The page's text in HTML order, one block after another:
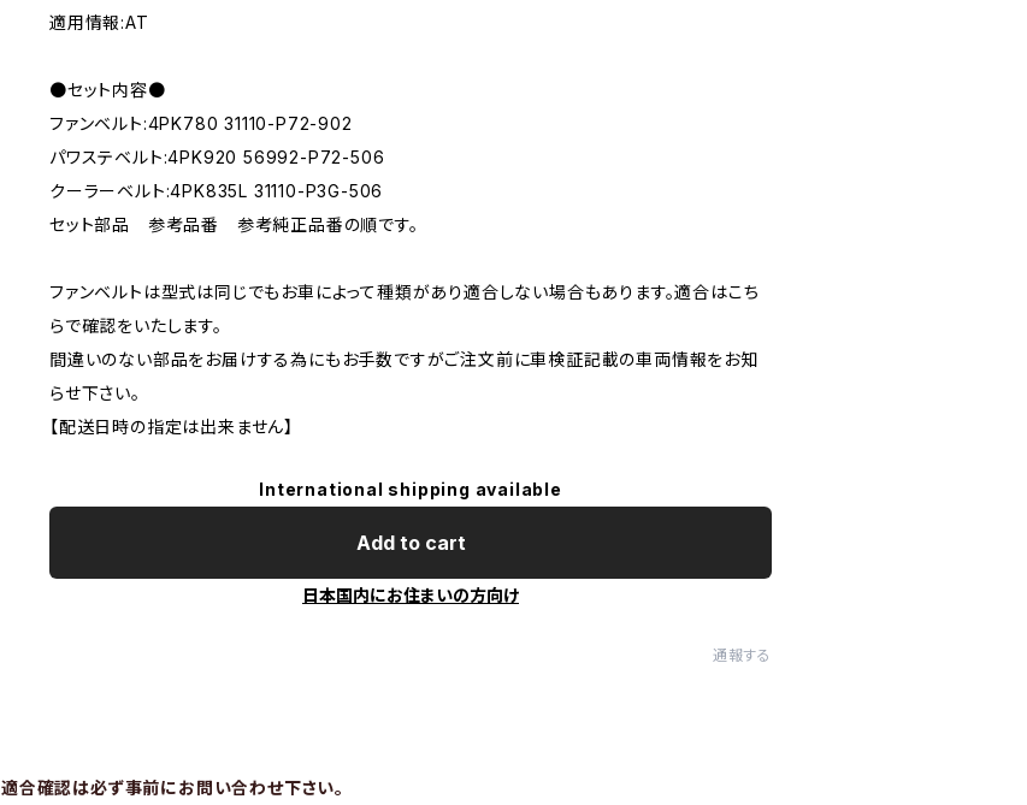
適用情報:AT
●セット内容●
ファンベルト:4PK780 31110-P72-902
パワステベルト:4PK920 56992-P72-506
クーラーベルト:4PK835L 31110-P3G-506
セット部品 参考品番 参考純正品番の順です。
ファンベルトは型式は同じでもお車によって種類があり適合しない場合もあります。適合はこち
らで確認をいたします。
間違いのない部品をお届けする為にもお手数ですがご注文前に車検証記載の車両情報をお知
らせ下さい。
【配送日時の指定は出来ません】
International shipping available
Add to cart
日本国内にお住まいの方向け
通報する
適合確認は必ず事前にお問い合わせ下さい。